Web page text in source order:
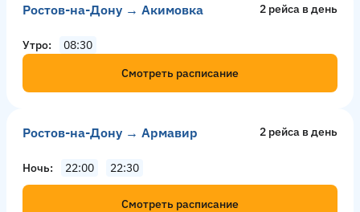
Ростов-на-Дону → Акимовка 2 рейсa в день
Утро
08:30
Смотреть расписание
Ростов-на-Дону → Армавир 2 рейсa в день
Ночь 22:00 22:30
Смотреть расписание